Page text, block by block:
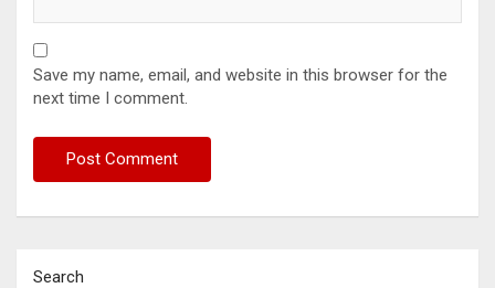
Save my name, email, and website in this browser for the
next time I comment.
Search